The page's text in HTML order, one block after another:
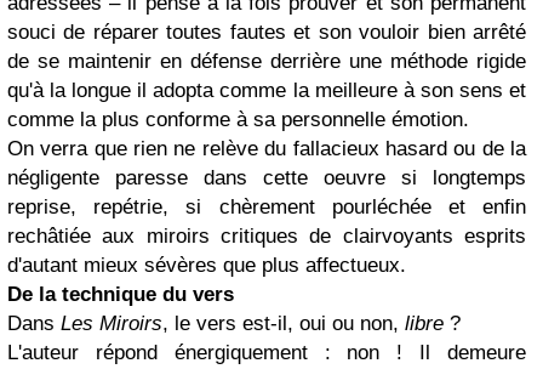
souci de réparer toutes fautes et son vouloir bien arrêté
de se maintenir en défense derrière une méthode rigide
qu'à la longue il adopta comme la meilleure à son sens et
comme la plus conforme à sa personnelle émotion.
On verra que rien ne relève du fallacieux hasard ou de la
négligente paresse dans cette oeuvre si longtemps
reprise, repétrie, si chèrement pourléchée et enfin
rechâtiée aux miroirs critiques de clairvoyants esprits
d'autant mieux sévères que plus affectueux.
De la technique du vers
Dans Les Miroirs, le vers est-il, oui ou non, libre ?
L'auteur répond énergiquement : non ! Il demeure